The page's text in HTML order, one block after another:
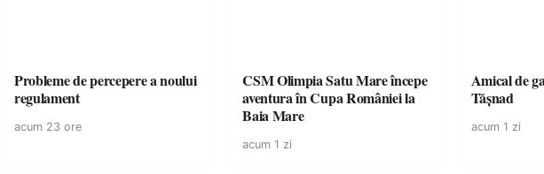
Probleme de percepere a noului
regulament
acum 23 ore
CSM Olimpia Satu Mare începe
aventura în Cupa României la
Baia Mare
acum 1 zi
Amical de
Tășnad
acum 1 zi